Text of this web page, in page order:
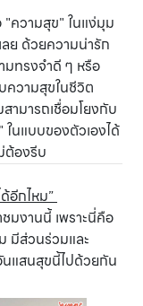
"ความสุข" ในแง่มุม
ลย ด้วยความน่ารัก
มทรงจำดี ๆ หรือ
ความสุขในชีวิต
ามารถเชื่อมโยงกับ
นแบบของตัวเองได้
ต้องรีบ
อีกไหม”
มงานนี้ เพราะนี่คือ
มีส่วนร่วมและ
แสนสุขนี้ไปด้วยกัน